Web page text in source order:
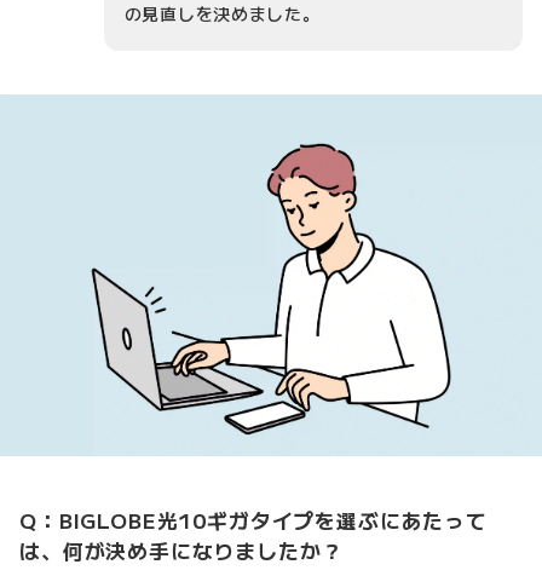
の見直しを決めました。
Q：BIGLOBE光10ギガタイプを選ぶにあたって
は、何が決め手になりましたか？